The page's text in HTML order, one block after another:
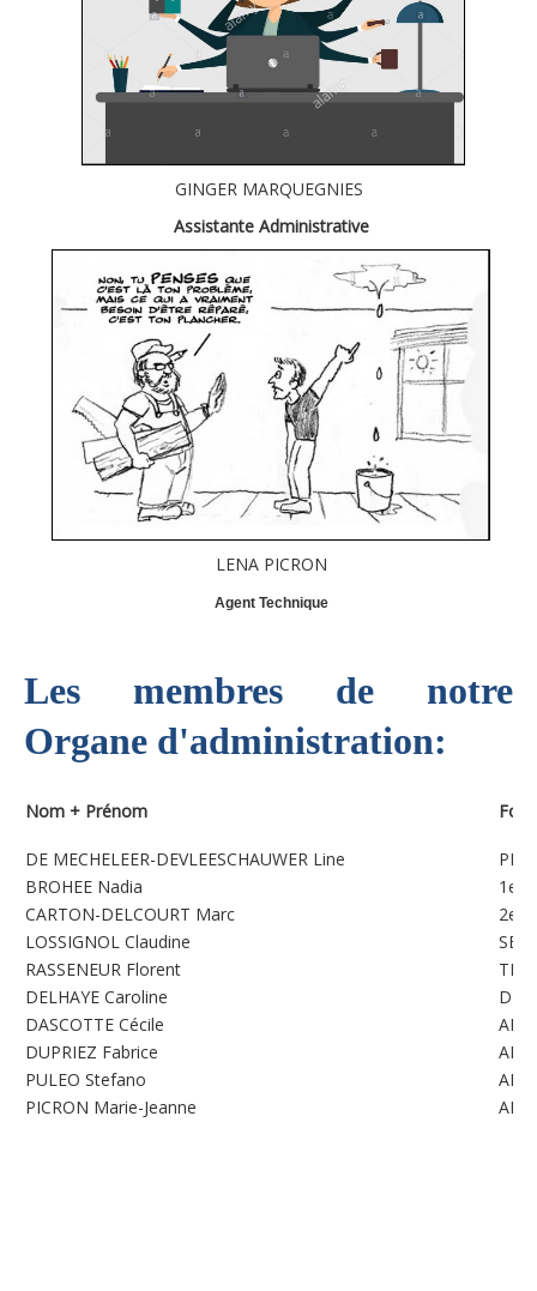
GINGER MARQUEGNIES
Assistante Administrative
LENA PICRON
Agent Technique
Les membres de notre
Organe d'administration:
Nom + Prénom
DE MECHELEER-DEVLEESCHAUWER Line
BROHEE Nadia
1ere
CARTON-DELCOURT Marc
2e
LOSSIGNOL Claudine
RASSENEUR Florent
DELHAYE Caroline
DASCOTTE Cécile
DUPRIEZ Fabrice
PULEO Stefano
PICRON Marie-Jeanne